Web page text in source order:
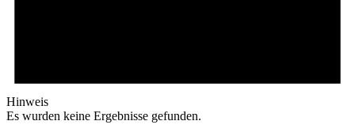
Hinweis
Es wurden keine Ergebnisse gefunden.